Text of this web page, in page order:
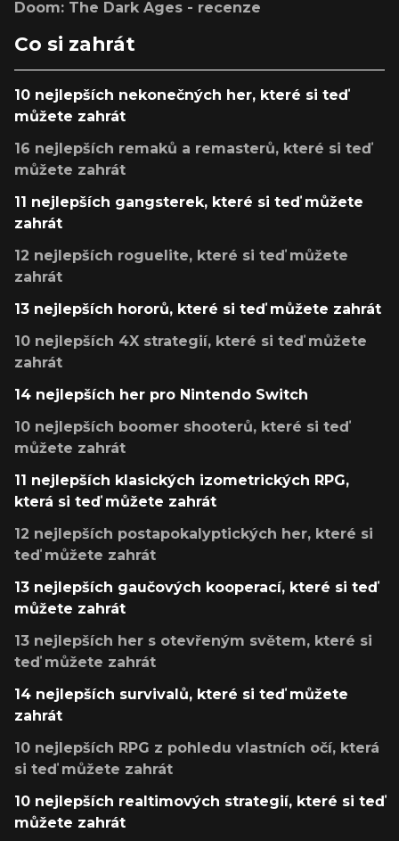
Doom: The Dark Ages - recenze
Co si zahrát
10 nejlepších nekonečných her, které si teď
můžete zahrát
16 nejlepších remaků a remasterů, které si teď
můžete zahrát
11 nejlepších gangsterek, které si teď můžete
zahrát
12 nejlepších roguelite, které si teď můžete
zahrát
13 nejlepších hororů, které si teď můžete zahrát
10 nejlepších 4X strategií, které si teď můžete
zahrát
14 nejlepších her pro Nintendo Switch
10 nejlepších boomer shooterů, které si teď
můžete zahrát
11 nejlepších klasických izometrických RPG,
která si teď můžete zahrát
12 nejlepších postapokalyptických her, které si
teď můžete zahrát
13 nejlepších gaučových kooperací, které si teď
můžete zahrát
13 nejlepších her s otevřeným světem, které si
teď můžete zahrát
14 nejlepších survivalů, které si teď můžete
zahrát
10 nejlepších RPG z pohledu vlastních očí, která
si teď můžete zahrát
10 nejlepších realtimových strategií, které si teď
můžete zahrát